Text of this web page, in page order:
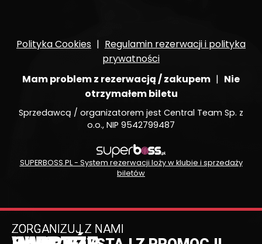
Polityka Cookies | Regulamin rezerwacji i polityka
prywatności
Mam problem z rezerwacją / zakupem | Nie
otrzymałem biletu
Sprzedawcą / organizatorem jest Central Team Sp. z
o.o., NIP 9542799487
SUPERBOSS.PL - System rezerwacji loży w klubie i sprzedaży
biletów
ZORGANIZUJ Z NAMI
ZORGANIZUJ Z NAMI
ZORGANIZUJ Z NAMI
ZORGANIZUJ Z NAMI